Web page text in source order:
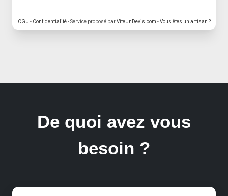
CGU - Confidentialité- Service proposé parViteUnDevis.com -Vous êtes un artisan ?
De quoi avez vous
besoin ?